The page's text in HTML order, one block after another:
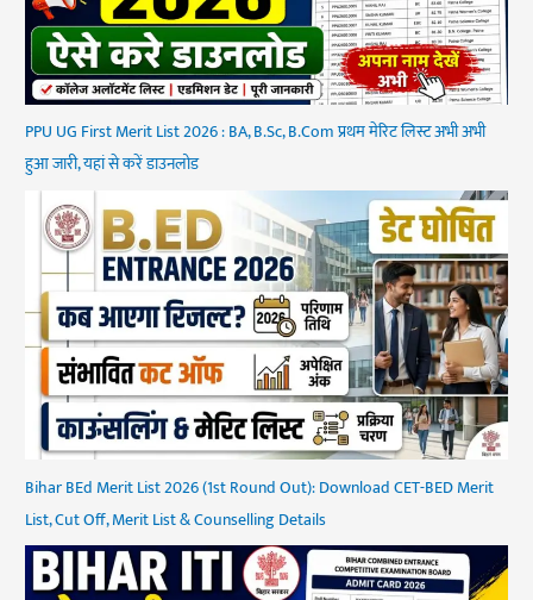
PPU UG First Merit List 2026 : BA, B.Sc, B.Com प्रथम मेरिट लिस्ट अभी अभी
हुआ जारी, यहां से करें डाउनलोड
Bihar BEd Merit List 2026 (1st Round Out): Download CET-BED Merit
List, Cut Off, Merit List & Counselling Details